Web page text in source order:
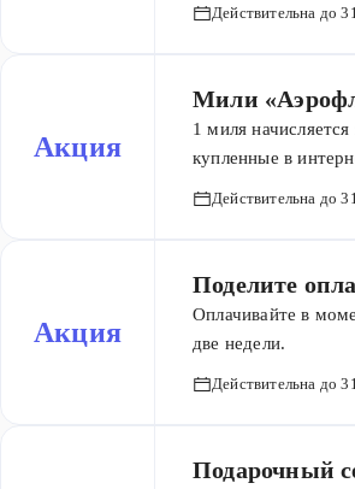
Действительна до
Акция
Мили
1 миля
купленные в
Действительна до
Акция
Поделите
Оплачивайте в
две недели.
Действительна до
Подарочный